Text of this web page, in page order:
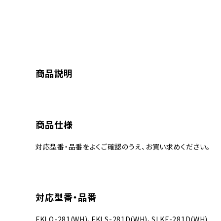
商品説明
商品仕様
対応型番・品番をよくご確認のうえ、お買い求めください。
対応型番・品番
FKLQ-281(WH)、FKLS-281D(WH)、SLKF-281D(WH)